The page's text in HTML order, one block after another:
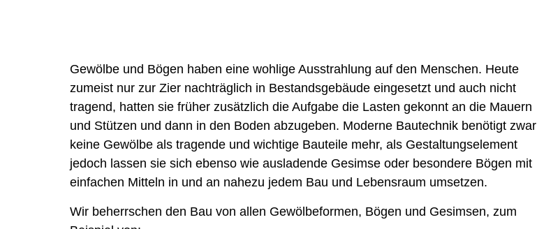
Gewölbe und Bögen haben eine wohlige Ausstrahlung auf den Menschen. Heute
zumeist nur zur Zier nachträglich in Bestandsgebäude eingesetzt und auch nicht
tragend, hatten sie früher zusätzlich die Aufgabe die Lasten gekonnt an die Mauern
und Stützen und dann in den Boden abzugeben. Moderne Bautechnik benötigt zwar
keine Gewölbe als tragende und wichtige Bauteile mehr, als Gestaltungselement
jedoch lassen sie sich ebenso wie ausladende Gesimse oder besondere Bögen mit
einfachen Mitteln in und an nahezu jedem Bau und Lebensraum umsetzen.
Wir beherrschen den Bau von allen Gewölbeformen, Bögen und Gesimsen, zum